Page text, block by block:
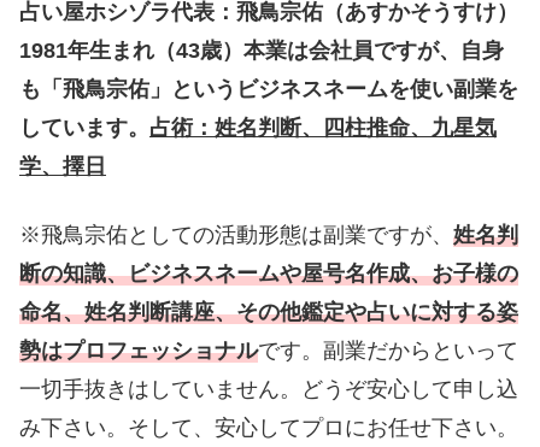
占い屋ホシゾラ代表：飛鳥宗佑（あすかそうすけ）
1981年生まれ（43歳）本業は会社員ですが、自身
も「飛鳥宗佑」というビジネスネームを使い副業を
しています。 占術：姓名判断、四柱推命、九星気
学、擇日
※飛鳥宗佑としての活動形態は副業ですが、 姓名判
断の知識、ビジネスネームや屋号名作成、お子様の
命名、姓名判断講座、その他鑑定や占いに対する姿
勢はプロフェッショナルです。副業だからといって
一切手抜きはしていません。どうぞ安心して申し込
み下さい。そして、安心してプロにお任せ下さい。